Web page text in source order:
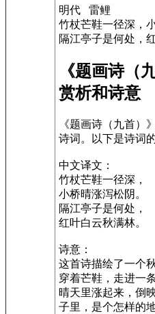
明代 雷鲤
竹杖芒鞋一径深，
隔江亭子是何处，
《题画诗（
赏析和诗意
《题画诗（九首）
诗词。以下是诗词
中文译文：
竹杖芒鞋一径深，
小桥晴涨泻松阴。
隔江亭子是何处，
红叶白云秋满林。
诗意：
这首诗描绘了一个
穿着芒鞋，走进一
晴天里涨起来，倒
子里，是个怎样的